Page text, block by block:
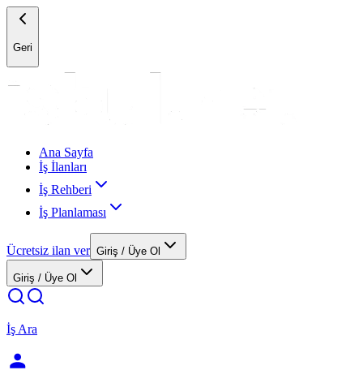
Geri
Ana Sayfa
İş İlanları
İş Rehberi
İş Planlaması
Ücretsiz ilan ver Giriş / Üye Ol
Giriş / Üye Ol
İş Ara